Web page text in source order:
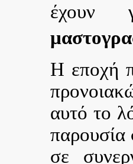
έχουν
Η εποχή
αυτό το
παρουσία
σε